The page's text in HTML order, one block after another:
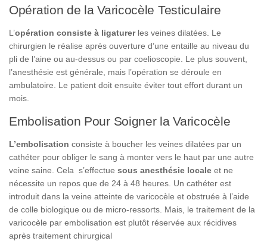
Opération de la Varicocèle Testiculaire
L’opération consiste à ligaturer les veines dilatées. Le
chirurgien le réalise après ouverture d’une entaille au niveau du
pli de l’aine ou au-dessus ou par coelioscopie. Le plus souvent,
l’anesthésie est générale, mais l’opération se déroule en
ambulatoire. Le patient doit ensuite éviter tout effort durant un
mois.
Embolisation Pour Soigner la Varicocèle
L’embolisation consiste à boucher les veines dilatées par un
cathéter pour obliger le sang à monter vers le haut par une autre
veine saine. Cela s’effectue sous anesthésie locale et ne
nécessite un repos que de 24 à 48 heures. Un cathéter est
introduit dans la veine atteinte de varicocèle et obstruée à l’aide
de colle biologique ou de micro-ressorts. Mais, le traitement de la
varicocèle par embolisation est plutôt réservée aux récidives
après traitement chirurgical